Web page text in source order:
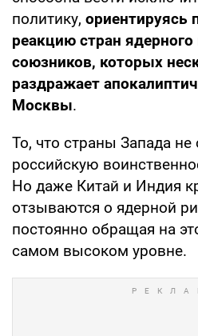
политику, ориентируясь
реакцию стран ядерного
союзников, которых
раздражает
Москвы.
То, что страны Запада
российскую
Но даже Китай и Индия
отзываются о ядерной
постоянно обращая на
самом высоком уровне.